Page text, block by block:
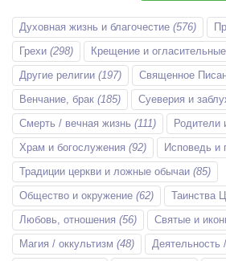
Духовная жизнь и благочестие (576)
Грехи (298) Крещение и
Другие религии (197) Священное
Венчание, брак (185) Суеверия и
Смерть / вечная жизнь (111) Родители
Храм и богослужения (92) Исповедь и
Традиции церкви и ложные обычаи (85)
Общество и окружение (62) Таинства
Любовь, отношения (56) Святые и
Магия / оккультизм (48) Деятельность